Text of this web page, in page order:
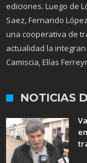
ediciones. Luego de
Saez, Fernando
una cooperativa de
actualidad la
Camiscia, Elías
NOTICIAS